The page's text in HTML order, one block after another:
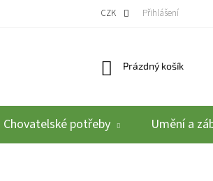
ELEKTROZAŘÍZENÍ / BATERIÍ REKLAMACE A
CZK Přihlášení
Nákupní košík
Prázdný košík
Chovatelské potřeby Umění a